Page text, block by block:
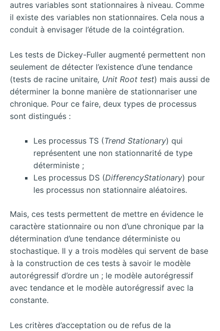
autres variables sont stationnaires à niveau. Comme
il existe des variables non stationnaires. Cela nous a
conduit à envisager l’étude de la cointégration.
Les tests de Dickey-Fuller augmenté permettent non
seulement de détecter l’existence d’une tendance
(tests de racine unitaire, Unit Root test) mais aussi de
déterminer la bonne manière de stationnariser une
chronique. Pour ce faire, deux types de processus
sont distingués :
Les processus TS (Trend Stationary) qui
représentent une non stationnarité de type
déterministe ;
Les processus DS (DifferencyStationary) pour
les processus non stationnaire aléatoires.
Mais, ces tests permettent de mettre en évidence le
caractère stationnaire ou non d’une chronique par la
détermination d’une tendance déterministe ou
stochastique. Il y a trois modèles qui servent de base
à la construction de ces tests à savoir le modèle
autorégressif d’ordre un ; le modèle autorégressif
avec tendance et le modèle autorégressif avec la
constante.
Les critères d’acceptation ou de refus de la